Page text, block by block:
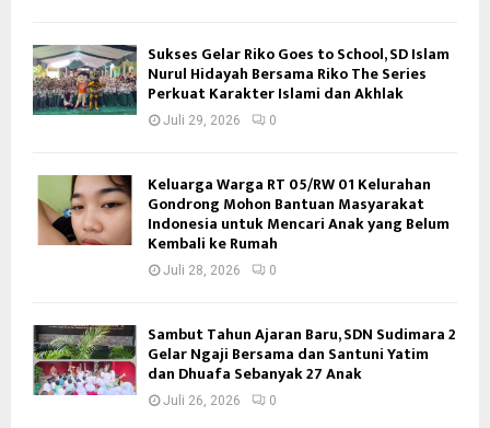
Sukses Gelar Riko Goes to School, SD Islam
Nurul Hidayah Bersama Riko The Series
Perkuat Karakter Islami dan Akhlak
Juli 29, 2026 0
Keluarga Warga RT 05/RW 01 Kelurahan
Gondrong Mohon Bantuan Masyarakat
Indonesia untuk Mencari Anak yang Belum
Kembali ke Rumah
Juli 28, 2026 0
Sambut Tahun Ajaran Baru, SDN Sudimara 2
Gelar Ngaji Bersama dan Santuni Yatim
dan Dhuafa Sebanyak 27 Anak
Juli 26, 2026 0